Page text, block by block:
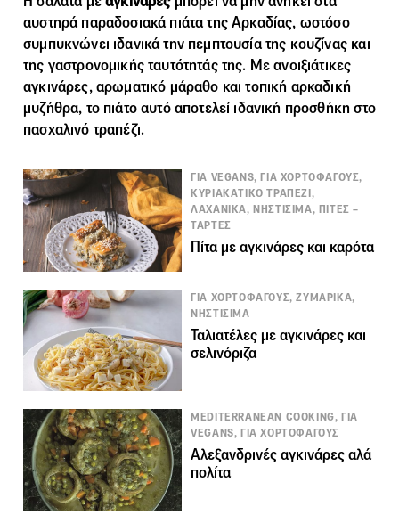
αυστηρά παραδοσιακά πιάτα της Αρκαδίας, ωστόσο
συμπυκνώνει ιδανικά την πεμπτουσία της κουζίνας και
της γαστρονομικής ταυτότητάς της. Με ανοιξιάτικες
αγκινάρες, αρωματικό μάραθο και τοπική αρκαδική
μυζήθρα, το πιάτο αυτό αποτελεί ιδανική προσθήκη στο
πασχαλινό τραπέζι.
ΓΙΑ VEGANS, ΓΙΑ ΧΟΡΤΟΦΑΓΟΥΣ,
ΚΥΡΙΑΚΑΤΙΚΟ ΤΡΑΠΕΖΙ,
ΛΑΧΑΝΙΚΑ, ΝΗΣΤΙΣΙΜΑ, ΠΙΤΕΣ –
ΤΑΡΤΕΣ
Πίτα με αγκινάρες και καρότα
ΓΙΑ ΧΟΡΤΟΦΑΓΟΥΣ, ΖΥΜΑΡΙΚΑ,
ΝΗΣΤΙΣΙΜΑ
Ταλιατέλες με αγκινάρες και
σελινόριζα
MEDITERRANEAN COOKING, ΓΙΑ
VEGANS, ΓΙΑ ΧΟΡΤΟΦΑΓΟΥΣ
Αλεξανδρινές αγκινάρες αλά
πολίτα